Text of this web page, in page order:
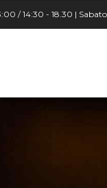
/ 14:30 - 18.30 |